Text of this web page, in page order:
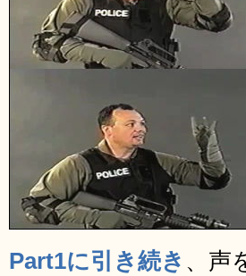
Part1に引き続き 、声